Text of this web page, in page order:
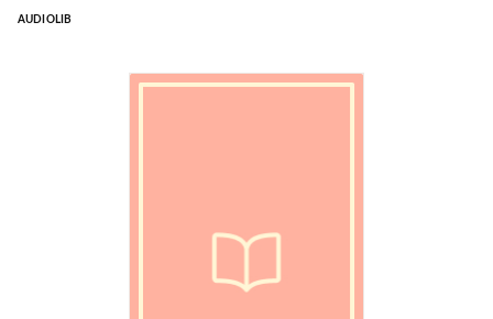
AUDIOLIB